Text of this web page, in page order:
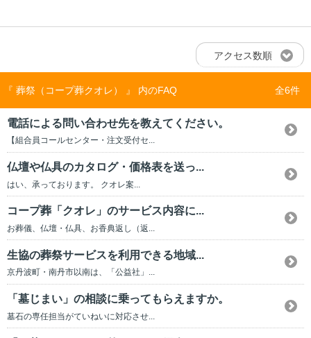
アクセス数順
『 葬祭（コープ葬クオレ） 』 内のFAQ 全6件
電話による問い合わせ先を教えてください。
【組合員コールセンター・注文受付セ...
仏壇や仏具のカタログ・価格表を送っ...
はい、承っております。 クオレ案...
コープ葬「クオレ」のサービス内容に...
お葬儀、仏壇・仏具、お香典返し（返...
生協の葬祭サービスを利用できる地域...
京丹波町・南丹市以南は、「公益社」...
「墓じまい」の相談に乗ってもらえますか。
墓石の専任担当がていねいに対応させ...